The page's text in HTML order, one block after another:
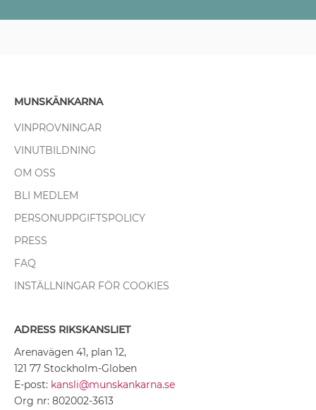
MUNSKÄNKARNA
VINPROVNINGAR
VINUTBILDNING
OM OSS
BLI MEDLEM
PERSONUPPGIFTSPOLICY
PRESS
FAQ
INSTÄLLNINGAR FÖR COOKIES
ADRESS RIKSKANSLIET
Arenavägen 41, plan 12,
121 77 Stockholm-Globen
E-post: kansli@munskankarna.se
Org nr: 802002-3613